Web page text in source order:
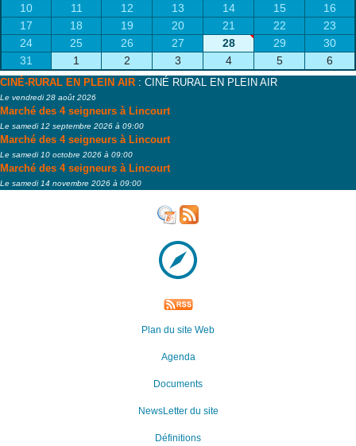
10
11 12 13 14 15
16
17
18 19 20 21 22
23
24
25 26 27 28 29
30
31
1 2 3 4 5 6
CINÉ-RURAL EN PLEIN AIR : CINÉ RURAL EN PLEIN AIR
Le vendredi 28 août 2026
Marché des 4 seigneurs à Lincourt
Le samedi 12 septembre 2026 à 09:00
Marché des 4 seigneurs à Lincourt
Le samedi 10 octobre 2026 à 09:00
Marché des 4 seigneurs à Lincourt
Le samedi 14 novembre 2026 à 09:00
Plan du site Web
Agenda
Documents
NewsLetter du site
Définitions